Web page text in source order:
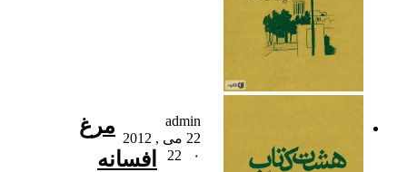
admin
22 می , 2012
۰
مرغ
افسانه